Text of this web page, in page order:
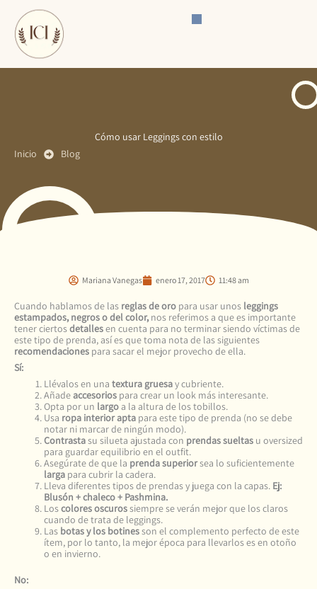
contenido
Cómo usar Leggings con estilo
Inicio
Blog
Mariana Vanegas enero 17, 2017 11:48 am
Cuando hablamos de las reglas de oro para usar unos leggings
estampados, negros o del color, nos referimos a que es importante
tener ciertosdetallesen cuenta para no terminar siendo víctimas de
este tipo de prenda, así es que toma nota de las siguientes
recomendaciones para sacar el mejor provecho de ella.
Sí:
Llévalos en una textura gruesay cubriente.
Añadeaccesorios para crear un look más interesante.
Opta por un largoa la altura de los tobillos.
Usa ropa interior apta para este tipo de prenda (no se debe
notar ni marcar de ningún modo).
Contrastasu silueta ajustada con prendas sueltas u oversized
para guardar equilibrio en el outfit.
Asegúrate de que la prenda superiorsea lo suficientemente
larga para cubrir la cadera.
Lleva diferentes tipos de prendas y juega con la capas. Ej:
Blusón + chaleco + Pashmina.
Loscolores oscurossiempre se verán mejor que los claros
cuando de trata de leggings.
Las botas y los botinesson el complemento perfecto de este
ítem, por lo tanto, la mejor época para llevarlos es en otoño
o en invierno.
No: